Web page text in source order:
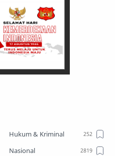
Hukum & Kriminal
Nasional